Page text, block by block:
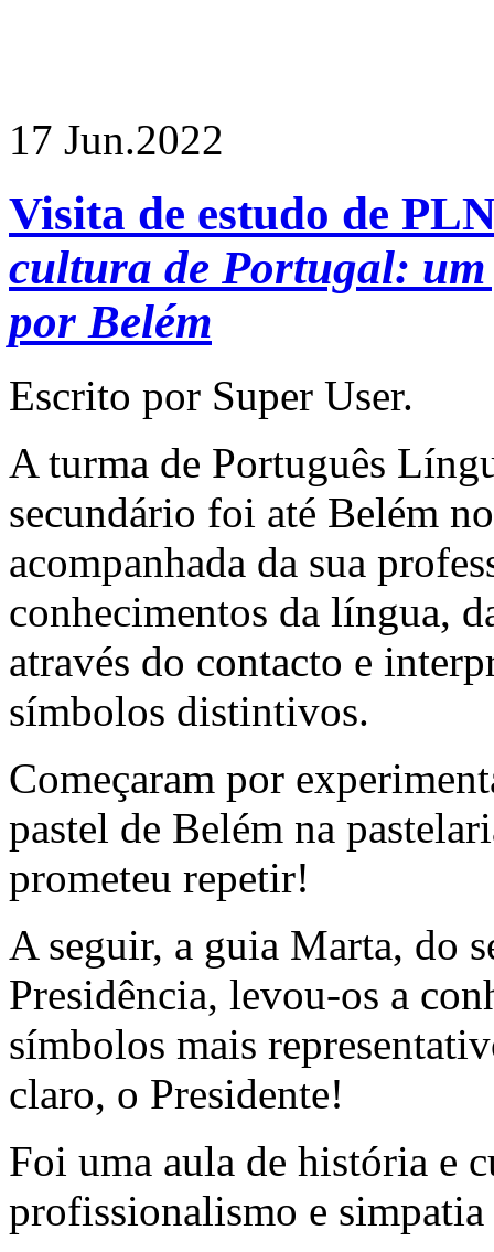
17 Jun.2022
Visita de estudo de
cultura de Portugal: um
por Belém
Escrito por Super User.
A turma de Português
secundário foi até Belém
acompanhada da sua
conhecimentos da língua,
através do contacto e
símbolos distintivos.
Começaram por
pastel de Belém na
prometeu repetir!
A seguir, a guia Marta, do
Presidência, levou-os a
símbolos mais
claro, o Presidente!
Foi uma aula de história e
profissionalismo e